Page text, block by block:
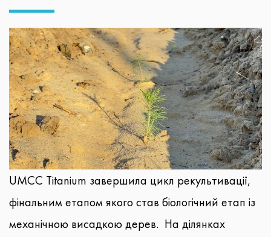
UMCC Titanium завершила цикл рекультивації,
фінальним етапом якого став біологічний етап із
механічною висадкою дерев. На ділянках